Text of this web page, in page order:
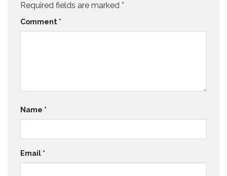
Required fields are marked *
Comment *
Name *
Email *